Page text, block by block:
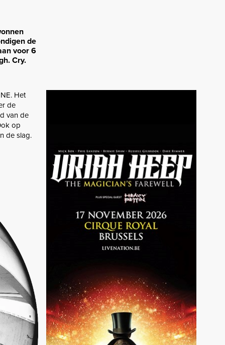
de
voor 6
Cry.
Het
de
van de
op
de slag.